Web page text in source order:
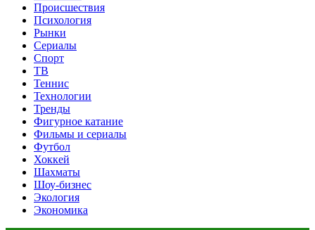
Происшествия
Психология
Рынки
Сериалы
Спорт
ТВ
Теннис
Технологии
Тренды
Фигурное катание
Фильмы и сериалы
Футбол
Хоккей
Шахматы
Шоу-бизнес
Экология
Экономика